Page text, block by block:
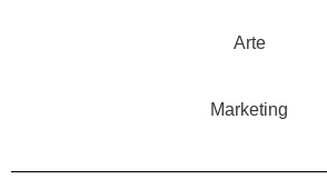
Arte
Marketing